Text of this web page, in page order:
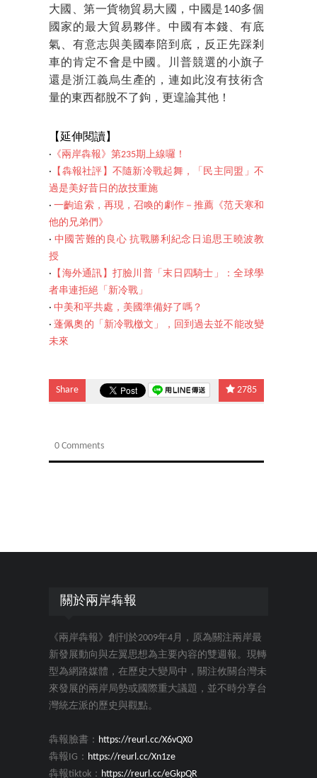
大國、第一貨物貿易大國，中國是140多個
國家的最大貿易夥伴。中國有本錢、有底
氣、有意志與美國奉陪到底，反正先踩剎
車的肯定不會是中國。川普競選的小旗子
還是浙江義烏生產的，連如此沒有技術含
量的東西都脫不了鉤，更遑論其他！
【延伸閱讀】
‧ 《兩岸犇報》第235期上線囉！
‧ 【犇報社評】不隨新冷戰起舞，「民主同盟」不
過是美好昔日的故技重施
‧一齣追索，再現，召喚的劇作－推薦《范天寒和
他的兄弟們》
‧ 中國苦難的良心 抗戰勝利紀念日追思王曉波教
授
‧ 【海外通訊】打臉川普「末日四騎士」：全球學
者串連拒絕「新冷戰」
‧ 中美和平共處，美國準備好了嗎？
‧蓬佩奧的「新冷戰檄文」，回到過去並不能改變
未來
Share 2785
0 Comments
關於兩岸犇報
《兩岸犇報》創刊於2009年4月，原為關注兩岸最
新發展動向與左翼思想為主要內容的雙週報。現轉
型為網路媒體，在歷史大變局中，關注攸關台灣未
來發展的兩岸局勢或國際重大議題，並不時分享台
灣統左派的歷史與觀點。
犇報臉書： https://reurl.cc/X6vQX0
犇報IG： https://reurl.cc/Xn1ze
犇報tiktok： https://reurl.cc/eGkpQR